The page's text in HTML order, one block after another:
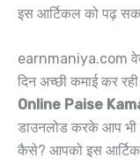
इस आर्टिकल को पढ़
earnmaniya.com
दिन अच्छी कमाई कर
Online Paise
डाउनलोड करके आप भी
कैसे? आपको इस